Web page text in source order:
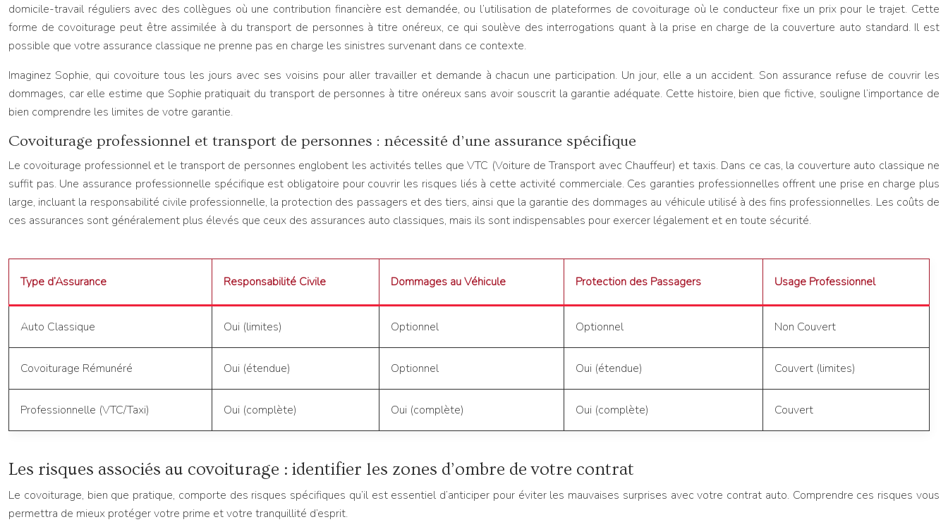
domicile-travail réguliers avec des collègues où une contribution financière est demandée, ou l’utilisation de plateformes de covoiturage où le conducteur fixe un prix pour le trajet. Cette
forme de covoiturage peut être assimilée à du transport de personnes à titre onéreux, ce qui soulève des interrogations quant à la prise en charge de la couverture auto standard. Il est
possible que votre assurance classique ne prenne pas en charge les sinistres survenant dans ce contexte.
Imaginez Sophie, qui covoiture tous les jours avec ses voisins pour aller travailler et demande à chacun une participation. Un jour, elle a un accident. Son assurance refuse de couvrir les
dommages, car elle estime que Sophie pratiquait du transport de personnes à titre onéreux sans avoir souscrit la garantie adéquate. Cette histoire, bien que fictive, souligne l’importance de
bien comprendre les limites de votre garantie.
Covoiturage professionnel et transport de personnes : nécessité d’une assurance spécifique
Le covoiturage professionnel et le transport de personnes englobent les activités telles que VTC (Voiture de Transport avec Chauffeur) et taxis. Dans ce cas, la couverture auto classique ne
suffit pas. Une assurance professionnelle spécifique est obligatoire pour couvrir les risques liés à cette activité commerciale. Ces garanties professionnelles offrent une prise en charge plus
large, incluant la responsabilité civile professionnelle, la protection des passagers et des tiers, ainsi que la garantie des dommages au véhicule utilisé à des fins professionnelles. Les coûts de
ces assurances sont généralement plus élevés que ceux des assurances auto classiques, mais ils sont indispensables pour exercer légalement et en toute sécurité.
Type d’Assurance Responsabilité Civile Dommages au Véhicule Protection des Passagers Usage Professionnel
Auto Classique Oui (limites) Optionnel Optionnel Non Couvert
Covoiturage Rémunéré Oui (étendue) Optionnel Oui (étendue) Couvert (limites)
Professionnelle (VTC/Taxi) Oui (complète) Oui (complète) Oui (complète) Couvert
Les risques associés au covoiturage : identifier les zones d’ombre de votre contrat
Le covoiturage, bien que pratique, comporte des risques spécifiques qu’il est essentiel d’anticiper pour éviter les mauvaises surprises avec votre contrat auto. Comprendre ces risques vous
permettra de mieux protéger votre prime et votre tranquillité d’esprit.